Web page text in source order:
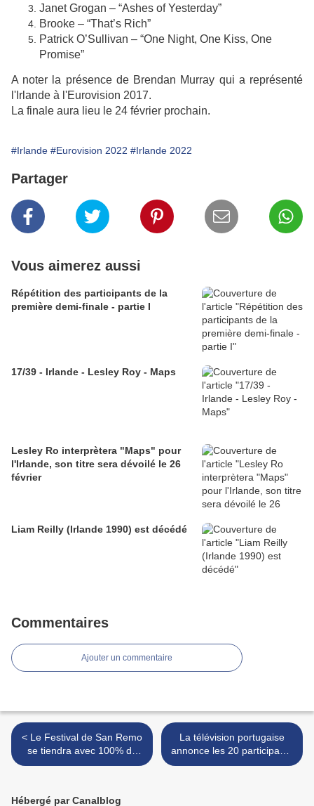
Janet Grogan – “Ashes of Yesterday”
Brooke – “That’s Rich”
Patrick O’Sullivan – “One Night, One Kiss, One
Promise”
A noter la présence de Brendan Murray qui a représenté
l'Irlande à l'Eurovision 2017.
La finale aura lieu le 24 février prochain.
#Irlande #Eurovision 2022 #Irlande 2022
Partager
Vous aimerez aussi
Répétition des participants de la
première demi-finale - partie I
17/39 - Irlande - Lesley Roy - Maps
Lesley Ro interprètera "Maps" pour
l'Irlande, son titre sera dévoilé le 26
février
Liam Reilly (Irlande 1990) est décédé
Commentaires
Ajouter un commentaire
< Le Festival de San Remo
se tiendra avec 100% du
public
La télévision portugaise
annonce les 20 participants
au Festival Da Canção
Hébergé par Canalblog